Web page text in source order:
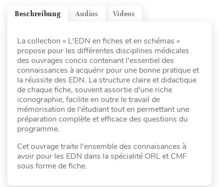
Videos
Audios
Beschreibung
La collection « L'EDN en fiches et en schémas »
propose pour les différentes disciplines médicales
des ouvrages concis contenant l'essentiel des
connaissances à acquérir pour une bonne pratique et
la réussite des EDN. La structure claire et didactique
de chaque fiche, souvent assortie d'une riche
iconographie, facilite en outre le travail de
mémorisation de l'étudiant tout en permettant une
préparation complète et efficace des questions du
programme.
Cet ouvrage traite l'ensemble des connaisances à
avoir pour les EDN dans la spécialité ORL et CMF
sous forme de fiche.